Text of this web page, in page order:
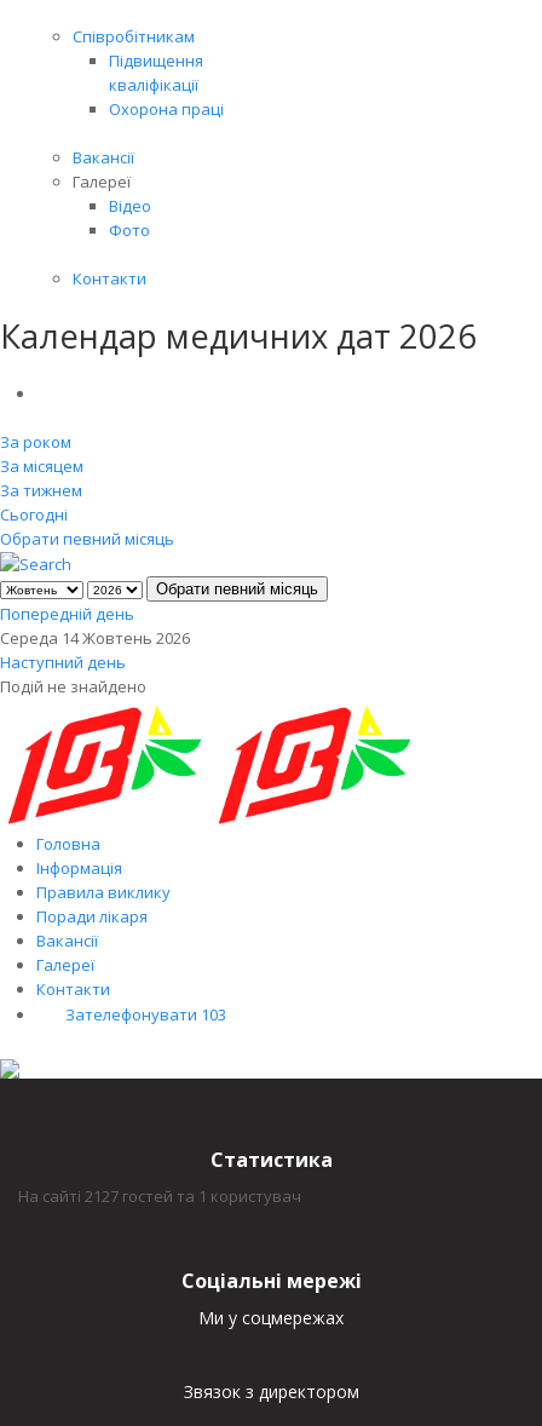
Співробітникам
Підвищення
кваліфікації
Охорона праці
Вакансії
Галереї
Відео
Фото
Контакти
Календар медичних дат 2026
За роком
За місяцем
За тижнем
Сьогодні
Обрати певний місяць
Обрати певний місяць
Попередній день
Середа 14 Жовтень 2026
Наступний день
Подій не знайдено
Головна
Інформація
Правила виклику
Поради лікаря
Вакансії
Галереї
Контакти
Зателефонувати 103
Статистика
На сайті 2127 гостей та 1 користувач
Соціальні мережі
Ми у соцмережах
Звязок з директором